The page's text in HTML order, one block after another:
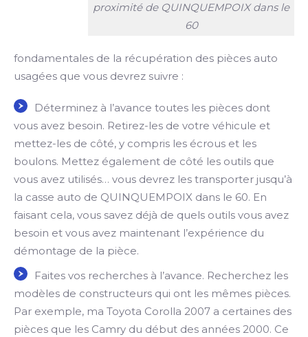
proximité de QUINQUEMPOIX dans le
60
fondamentales de la récupération des pièces auto
usagées que vous devrez suivre :
Déterminez à l’avance toutes les pièces dont
vous avez besoin. Retirez-les de votre véhicule et
mettez-les de côté, y compris les écrous et les
boulons. Mettez également de côté les outils que
vous avez utilisés… vous devrez les transporter jusqu’à
la casse auto de QUINQUEMPOIX dans le 60. En
faisant cela, vous savez déjà de quels outils vous avez
besoin et vous avez maintenant l’expérience du
démontage de la pièce.
Faites vos recherches à l’avance. Recherchez les
modèles de constructeurs qui ont les mêmes pièces.
Par exemple, ma Toyota Corolla 2007 a certaines des
pièces que les Camry du début des années 2000. Ce